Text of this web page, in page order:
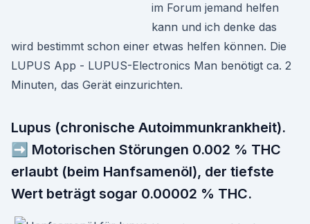
im Forum jemand helfen
kann und ich denke das
wird bestimmt schon einer etwas helfen können. Die
LUPUS App - LUPUS-Electronics Man benötigt ca. 2
Minuten, das Gerät einzurichten.
Lupus (chronische Autoimmunkrankheit).
➡ Motorischen Störungen 0.002 % THC
erlaubt (beim Hanfsamenöl), der tiefste
Wert beträgt sogar 0.00002 % THC.